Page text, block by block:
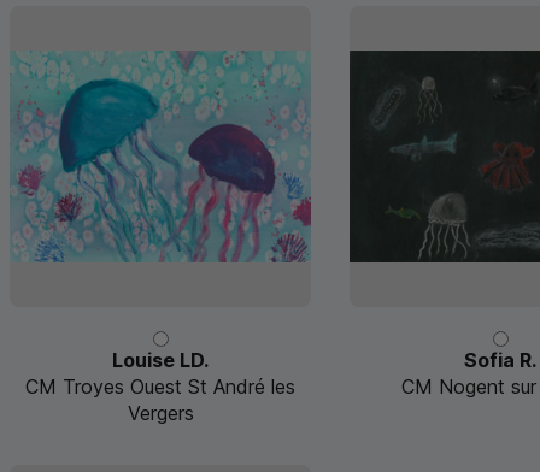
Louise LD.
CM Troyes Ouest St André les
Vergers
Sofia R.
CM Nogent